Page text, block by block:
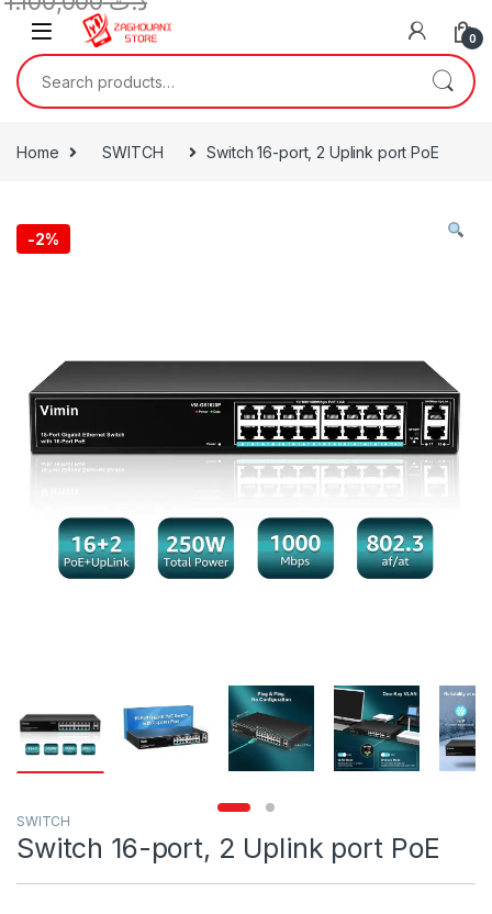
0
Home SWITCH Switch 16-port, 2 Uplink port PoE
-2%
SWITCH
Switch 16-port, 2 Uplink port PoE